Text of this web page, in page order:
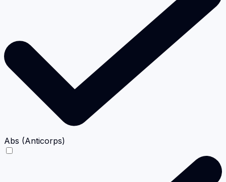
Abs (Anticorps)